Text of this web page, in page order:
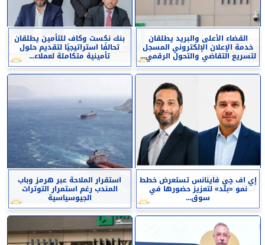
القضاء الأعلى والبريد يطلقان
خدمة الإعلان الإلكتروني المسجل
لتسريع التقاضي والتحول الرقمي...
بنك نكست وكاف للتأمين يطلقان
تحالفًا استراتيجيًا لتقديم حلول
تأمينية متكاملة لعملاء...
إي اف چي فاينانس تستعرض خطط
نمو «بلد» لتعزيز حضورها في
سوق...
استقرار الملاحة عبر هرمز وباب
المندب رغم استمرار التوترات
الجيوسياسية